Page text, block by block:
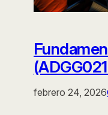
febrero 24, 2026